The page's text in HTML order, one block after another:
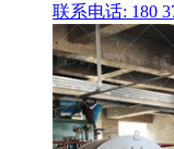
联系电话: 180